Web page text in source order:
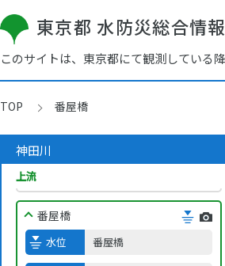
東京都 水防災総合情
このサイトは、東京都にて観測している
TOP 番屋橋
神田川
上流
緑橋
久我山
佃橋
番屋橋
水位 番屋橋